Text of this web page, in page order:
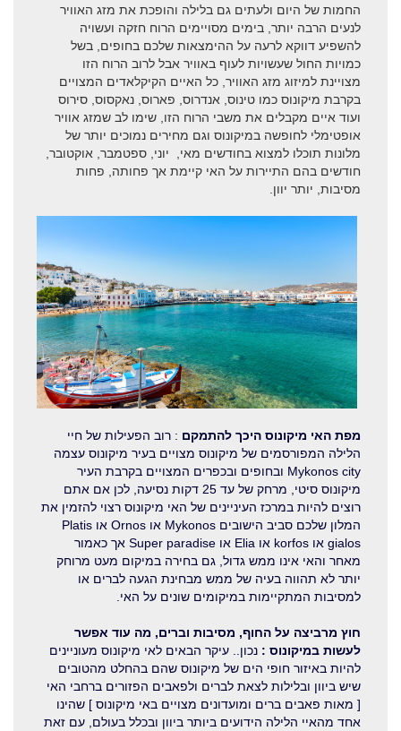
החמות של היום ולעתים גם בלילה והופכת את מזג האוויר
לנעים הרבה יותר, בימים מסויימים הרוח חזקה ועשויה
להשפיע דווקא לרעה על ההימצאות שלכם בחופים, בשל
כמויות החול שעשויות לעוף באוויר אבל לרוב הרוח הזו
מצויינת למיזוג מזג האוויר, כל האיים הקיקלאדים המצויים
בקרבת מיקונוס כמו טינוס, אנדרוס, פארוס, נאקסוס, סירוס
ועוד איים מקבלים את משבי הרוח הזו, שימו לב שמזג אוויר
אופטימלי לחופשה במיקונוס וגם מחירים נמוכים יותר של
מלונות תוכלו למצוא בחודשים מאי, יוני, ספטמבר, אוקטובר,
חודשים בהם התיירות על האי קיימת אך פחותה, פחות
מסיבות, יותר יוון.
מפת האי מיקונוס היכך להתמקם : רוב הפעילות של חיי
הלילה המפורסמים של מיקונוס מצויים בעיר מיקונוס עצמה
Mykonos city ובחופים ובכפרים המצויים בקרבת העיר
מיקונוס סיטי, מרחק של עד 25 דקות נסיעה, לכן אם אתם
רוצים להיות במרכז העיניינים של האי מיקונוס רצוי להזמין את
המלון שלכם סביב הישובים Mykonos או Ornos או Platis
gialos או korfos או Elia או Super paradise אך כאמור
מאחר והאי אינו ממש גדול, גם בחירה במיקום מעט מרוחק
יותר לא תהווה בעיה של ממש מבחינת הגעה לברים או
למסיבות המתקיימות במיקומים שונים על האי.
חוץ מרביצה על החוף, מסיבות וברים, מה עוד אפשר
לעשות במיקונוס : נכון.. עיקר הבאים לאי מיקונוס מעוניינים
להיות באיזור חופי הים של מיקונוס שהם בהחלט מהטובים
שיש ביוון ובלילות לצאת לברים ולפאבים הפזורים ברחבי האי
[ מאות פאבים ברים ומועדונים מצויים באי מיקונוס ] שהינו
אחד מהאיי הלילה הידועים ביותר ביוון ובכלל בעולם, עם זאת